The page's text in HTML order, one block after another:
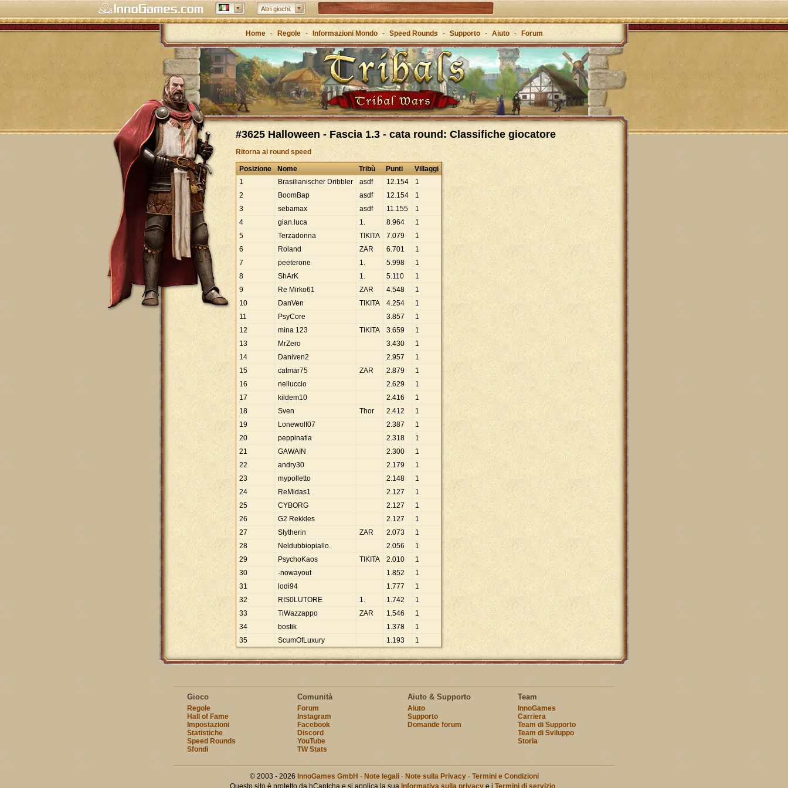
Altri giochi: Tribal Wars 2 – il sequel del classico
Forge of Empires – Attraverso le ere con la strategia
Grepolis – Crea il tuo regno nell’antica Grecia
Home - Regole - Informazioni Mondo - Speed Rounds - Supporto - Aiuto - Forum
#3625 Halloween - Fascia 1.3 - cata round: Classifiche giocatore
Ritorna ai round speed
Posizione Nome Tribù Punti
Villaggi
1
Brasilianischer Dribbler asdf 12.154
1
2
BoomBap asdf 12.154
1
3
sebamax asdf 11.155
1
4
gian.luca 1. 8.964
1
5
Terzadonna TIKITA 7.079
1
6
Roland ZAR 6.701
1
7
peeterone 1. 5.998
1
8
ShArK 1. 5.110
1
9
Re Mirko61 ZAR 4.548
1
10
DanVen TIKITA 4.254
1
11
PsyCore 3.857
1
12
mina 123 TIKITA 3.659
1
13
MrZero 3.430
1
14
Daniven2 2.957
1
15
catmar75 ZAR 2.879
1
16
nelluccio 2.629
1
17
kildem10 2.416
1
18
Sven Thor 2.412
1
19
Lonewolf07 2.387
1
20
peppinatia 2.318
1
21
GAWAIN 2.300
1
22
andry30 2.179
1
23
mypolletto 2.148
1
24
ReMidas1 2.127
1
25
CYBORG 2.127
1
26
G2 Rekkles 2.127
1
27
Slytherin ZAR 2.073
1
28
Neldubbiopiallo. 2.056
1
29
PsychoKaos TIKITA 2.010
1
30
-nowayout 1.852
1
31
lodi94 1.777
1
32
RIS0LUTORE 1. 1.742
1
33
TiWazzappo ZAR 1.546
1
34
bostik 1.378
1
35
ScumOfLuxury 1.193 1
Gioco
Regole
Hall of Fame
Impostazioni
Statistiche
Speed Rounds
Sfondi
Comunità
Forum
Instagram
Facebook
Discord
YouTube
TW Stats
Aiuto & Supporto
Aiuto
Supporto
Domande forum
Team
InnoGames
Carriera
Team di Supporto
Team di Sviluppo
Storia
© 2003 - 2026 InnoGames GmbH · Note legali· Note sulla Privacy· Termini e Condizioni
Questo sito è protetto da hCaptcha e si applica la sua Informativa sulla privacye i Termini di servizio.